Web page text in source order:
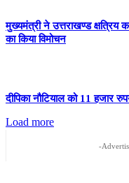
मुख्यमंत्री ने उत्तराखण्ड क्षत्रिय
का किया विमोचन
दीपिका नौटियाल को 11 हजार
Load more
-